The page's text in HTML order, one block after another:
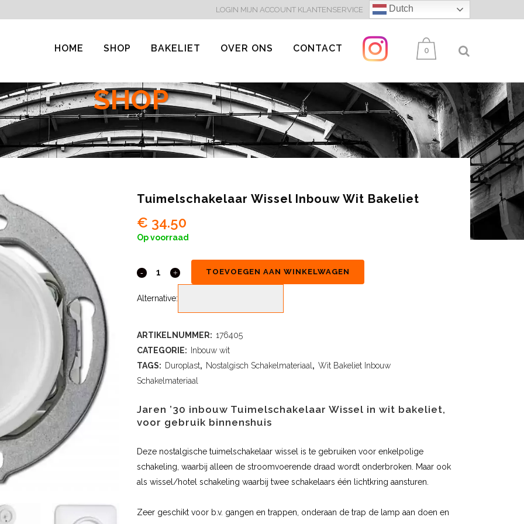
LOGIN MIJN ACCOUNT KLANTENSERVICE Dutch
0
HOME SHOP BAKELIET OVER ONS CONTACT
SHOP
Tuimelschakelaar Wissel Inbouw Wit Bakeliet
€ 34.50
Op voorraad
TOEVOEGEN AAN WINKELWAGEN
Alternative:
ARTIKELNUMMER: 176405
CATEGORIE:
Inbouw wit
TAGS: Duroplast, Nostalgisch Schakelmateriaal , Wit Bakeliet Inbouw
Schakelmateriaal
Jaren ’30 inbouw Tuimelschakelaar Wissel in wit bakeliet,
voor gebruik binnenshuis
Deze nostalgische tuimelschakelaar wissel is te gebruiken voor enkelpolige
schakeling, waarbij alleen de stroomvoerende draad wordt onderbroken. Maar ook
als wissel/hotel schakeling waarbij twee schakelaars één lichtkring aansturen.
Zeer geschikt voor b.v. gangen en trappen, onderaan de trap de lamp aan doen en